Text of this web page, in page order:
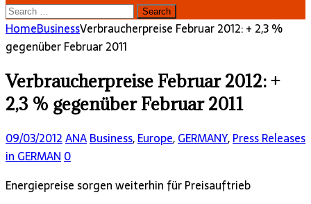
Search
for:
HomeBusinessVerbraucherpreise Februar 2012: + 2,3 %
gegenüber Februar 2011
Verbraucherpreise Februar 2012: +
2,3 % gegenüber Februar 2011
09/03/2012ANABusiness,Europe,GERMANY,Press Releases
in GERMAN 0
Energiepreise sorgen weiterhin für Preisauftrieb